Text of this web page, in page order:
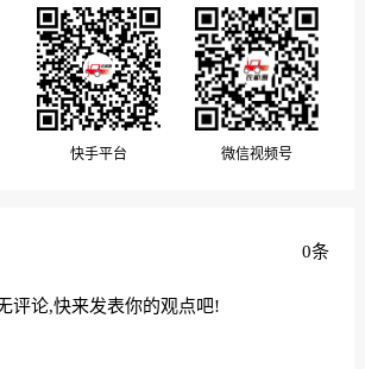
快手平台 微信视频号
0条
评论,快来发表你的观点吧!